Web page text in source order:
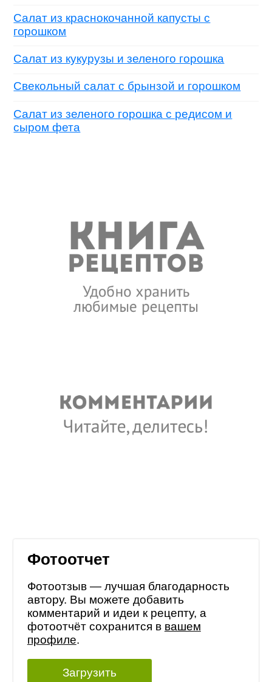
Салат из краснокочанной капусты с
горошком
Салат из кукурузы и зеленого горошка
Свекольный салат с брынзой и горошком
Салат из зеленого горошка с редисом и
сыром фета
Фотоотчет
Фотоотзыв — лучшая благодарность
автору. Вы можете добавить
комментарий и идеи к рецепту, а
фотоотчёт сохранится в вашем
профиле.
Загрузить